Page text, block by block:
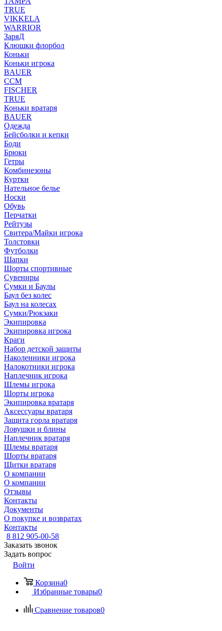
TRUE
VIKKELA
WARRIOR
ЗаряД
Клюшки флорбол
Коньки
Коньки игрока
BAUER
CCM
FISCHER
TRUE
Коньки вратаря
BAUER
Одежда
Бейсболки и кепки
Боди
Брюки
Гетры
Комбинезоны
Куртки
Нательное белье
Носки
Обувь
Перчатки
Рейтузы
Свитера/Майки игрока
Толстовки
Футболки
Шапки
Шорты спортивные
Сувениры
Сумки и Баулы
Баул без колес
Баул на колесах
Сумки/Рюкзаки
Экипировка
Экипировка игрока
Краги
Набор детской защиты
Наколенники игрока
Налокотники игрока
Наплечник игрока
Шлемы игрока
Шорты игрока
Экипировка вратаря
Аксессуары вратаря
Защита горла вратаря
Ловушки и блины
Наплечник вратаря
Шлемы вратаря
Шорты вратаря
Щитки вратаря
О компании
О компании
Отзывы
Контакты
Документы
О покупке и возвратах
Контакты
8 812 905-00-58
Заказать звонок
Задать вопрос
Войти
Корзина0
Избранные товары0
Сравнение товаров0